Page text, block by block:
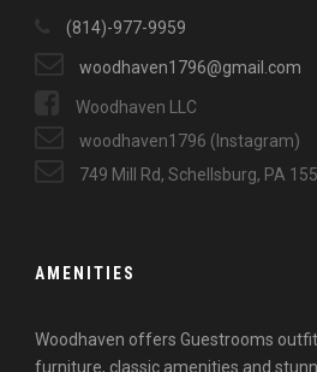
(814)-977-9959
woodhaven1796@gmail.com
Woodhaven LLC
woodhaven1796 (Instagram)
749 Mill Rd, Schellsburg, PA
AMENITIES
Woodhaven offers Guestrooms
furniture, classic amenities and